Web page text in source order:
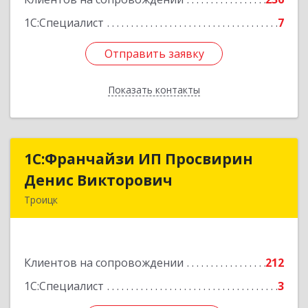
1С:Специалист
7
Отправить заявку
Показать контакты
Отправить заявку
Назад
1C:Франчайзи ИП Просвирин
Денис Викторович
Троицк
Клиентов на сопровождении
212
1С:Специалист
3
1C:Франчайзи ИП Просвирин
Денис Викторович
Подробнее